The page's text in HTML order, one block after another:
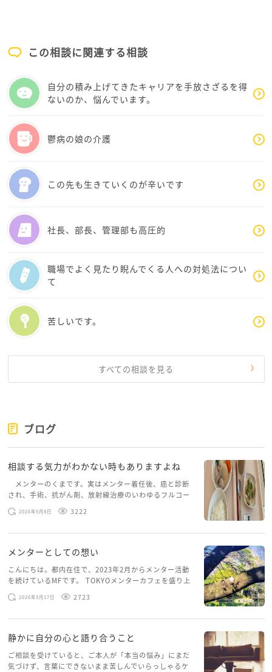
この相談に関連する相談
自分の積み上げてきたキャリアを手放さざるを得
ないのか、悩んでいます。
鬱病の娘の介護
この先も生きていくのが辛いです
社長、部長、管理部も高圧的
職場でよく見たり睨んでくる人への対処法につい
て
苦しいです。
すべての相談を見る
ブログ
相談する気力がわかない時もありますよね
メンターのくまです。実はメンター着任後、癌と診断
され、手術、抗がん剤、放射線治療のいわゆるフルコー
スを体験していて、しばらくメンターカフェに来られて
いませんでした。体力だけでなく、気力も落ちパソコン
2026年5月8日 3222
メンターとしての想い
こんにちは。都内在住で、2023年2月からメンター活動
を続けているMFです。 TOKYOメンターカフェを盛り上
げたいという想いから、勇気を出して初めてブログを投
稿してみようと思います。少し自分のことを書いてみま
2026年3月17日 2723
静かに自分の心と語り合うこと
ご相談を受けていると、ご本人が「本当の悩み」にまだ
気づけず、言葉にできないまま苦しんでいらっしゃるケ